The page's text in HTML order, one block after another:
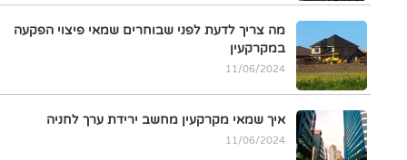
מה צריך לדעת לפני שבוחרים שמאי פיצוי הפקעה
במקרקעין
11/06/2024
איך שמאי מקרקעין מחשב ירידת ערך לחניה
11/06/2024